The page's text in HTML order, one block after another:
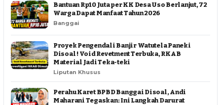
Bantuan Rp10 Juta per KK Desa Uso Berlanjut, 72
Warga Dapat Manfaat Tahun 2026
Banggai
Proyek Pengendali Banjir Watutela Paneki
Disoal ! Void Revetment Terbuka, RKAB
Material Jadi Teka-teki
Liputan Khusus
Perahu Karet BPBD Banggai Disoal, Andi
Maharani Tegaskan: Ini Langkah Darurat